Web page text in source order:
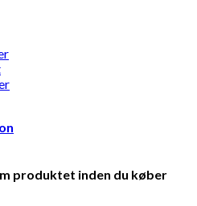
produktet inden du køber